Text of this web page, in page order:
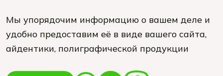
Мы упорядочим информацию о вашем деле и
удобно предоставим её в виде вашего сайта,
айдентики, полиграфической продукции